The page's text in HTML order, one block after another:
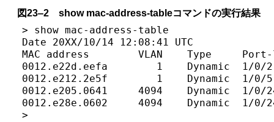
図23‒2 show mac-address-tableコマンドの実行結果
> show mac-address-table
Date 20XX/10/14 12:08:41 UTC
MAC address        VLAN    Type
0012.e22d.eefa        1    Dynamic  1/0/2
0012.e212.2e5f        1    Dynamic  1/0/5
0012.e205.0641     4094    Dynamic  1/0/
0012.e28e.0602     4094    Dynamic  1/0/
>